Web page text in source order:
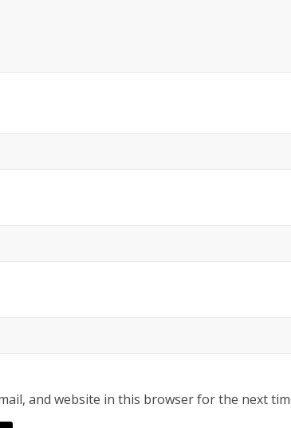
and website in this browser for the next